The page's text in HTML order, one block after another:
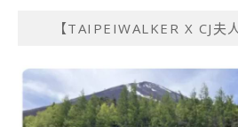
【TAIPEIWALKER X CJ夫